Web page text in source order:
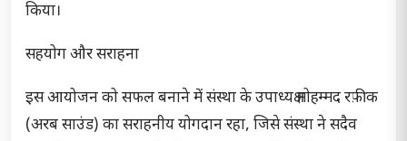
किया।
सहयोग और सराहना
इस आयोजन को सफल बनाने में संस्था के उपाध्यक्ष मोहम्मद रफ़ीक
(अरब साउंड) का सराहनीय योगदान रहा, जिसे संस्था ने सदैव